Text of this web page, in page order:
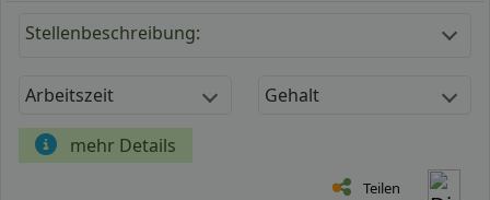
Stellenbeschreibung:
Arbeitszeit Gehalt
mehr Details
Teilen